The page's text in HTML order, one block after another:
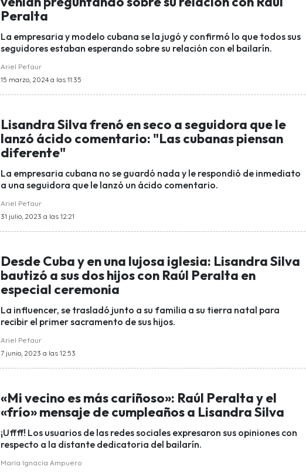
Peralta
La empresaria y modelo cubana se la jugó y confirmó lo que todos sus
seguidores estaban esperando sobre su relación con el bailarín.
Ariel Pefaur
15 marzo, 2024 a las 11:35
Lisandra Silva frenó en seco a seguidora que le
lanzó ácido comentario: "Las cubanas piensan
diferente"
La empresaria cubana no se guardó nada y le respondió de inmediato
a una seguidora que le lanzó un ácido comentario.
Ariel Pefaur
31 julio, 2023 a las 12:21
Desde Cuba y en una lujosa iglesia: Lisandra Silva
bautizó a sus dos hijos con Raúl Peralta en
especial ceremonia
La influencer, se trasladó junto a su familia a su tierra natal para
recibir el primer sacramento de sus hijos.
Ariel Pefaur
7 junio, 2023 a las 12:53
«Mi vecino es más cariñoso»: Raúl Peralta y el
«frío» mensaje de cumpleaños a Lisandra Silva
¡Uffff! Los usuarios de las redes sociales expresaron sus opiniones con
respecto a la distante dedicatoria del bailarín.
María Ignacia Ampuero